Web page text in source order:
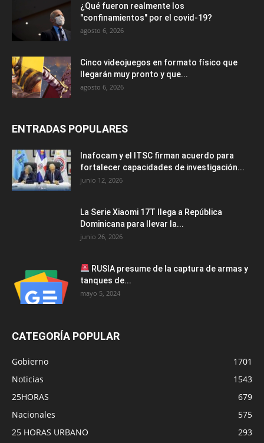
¿Qué fueron realmente los
"confinamientos" por el covid-19?
agosto 6, 2026
Cinco videojuegos en formato físico que
llegarán muy pronto y que...
agosto 6, 2026
ENTRADAS POPULARES
Inafocam y el ITSC firman acuerdo para
fortalecer capacidades de investigación...
junio 12, 2026
La Serie Xiaomi 17T llega a República
Dominicana para llevar la...
junio 26, 2026
RUSIA presume de la captura de armas y
tanques de...
mayo 5, 2024
CATEGORÍA POPULAR
Gobierno
1701
Noticias
1543
25HORAS
679
Nacionales
575
25 HORAS URBANO
293